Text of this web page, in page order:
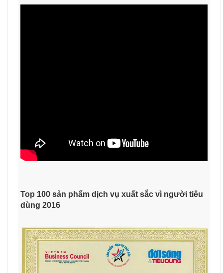
Top 100 sản phẩm dịch vụ xuất sắc vì người tiêu
dùng 2016